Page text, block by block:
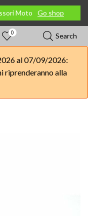
Moto Go shop
0 Search
al 07/09/2026:
riprenderanno alla